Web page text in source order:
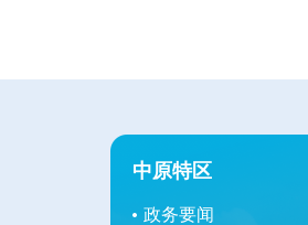
中原特区
政务要闻